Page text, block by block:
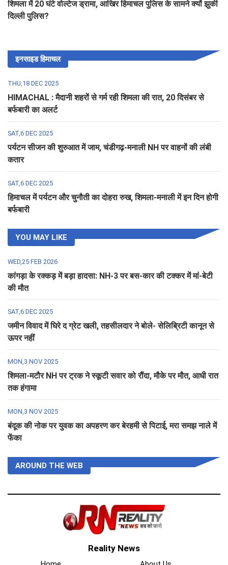
शिमला में 20 घंटे वोल्टेज ड्रामा, आखिर हिमाचल पुलिस के सामने क्यों झुकी
दिल्ली पुलिस?
इनसाइड हिमाचल
THU,18 DEC 2025
HIMACHAL : मैदानी शहरों से गर्म रही शिमला की रात, 20 दिसंबर से
बर्फबारी का अलर्ट
SAT,6 DEC 2025
पर्यटन सीजन की शुरुआत में जाम, चंडीगढ़-मनाली NH पर वाहनों की लंबी
कतार
SAT,6 DEC 2025
हिमाचल में पर्यटन और चुनौती का दोहरा रुख, शिमला-मनाली में इन दिन होगी
बर्फबारी
YOU MAY LIKE
WED,25 FEB 2026
कांगड़ा के रक्कड़ में बड़ा हादसा: NH-3 पर बस-कार की टक्कर में मां-बेटी
की मौत
SAT,6 DEC 2025
जमीन विवाद में घिरे द ग्रेट खली, तहसीलदार ने बोले- सेलिब्रिटी कानून से
ऊपर नहीं
MON,3 NOV 2025
शिमला-मटौर NH पर ट्रक ने स्कूटी सवार को रौंदा, मौके पर मौत, आधी रात
तक हंगामा
MON,3 NOV 2025
बंदूक की नोक पर युवक का अपहरण कर बेरहमी से पिटाई, मरा समझ नाले में
फेंका
AROUND THE WEB
Reality News